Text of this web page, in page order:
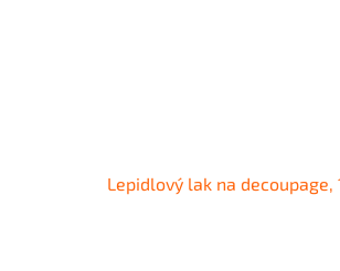
Lepidlový lak na decoupage,